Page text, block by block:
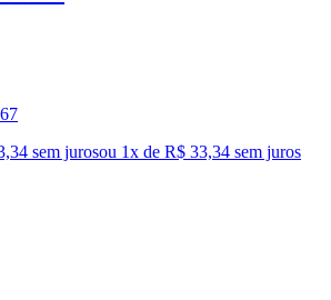
67
sem jurosou 1x de R$ 33,34 sem juros